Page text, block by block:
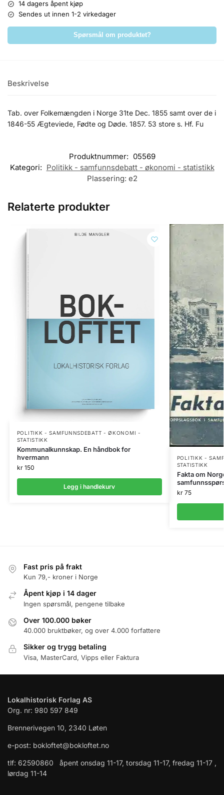
14 dagers åpent kjøp
Sendes ut innen 1-2 virkedager
Spørsmål om produktet?
Beskrivelse
Tab. over Folkemængden i Norge 31te Dec. 1855 samt over de i
1846-55 Ægteviede, Fødte og Døde. 1857. 53 store s. Hf. Fu
Produktnummer: 05569
Kategori: Politikk - samfunnsdebatt - økonomi - statistikk
Plassering: e2
Relaterte produkter
POLITIKK - SAMFUNNSDEBATT - ØKONOMI -
STATISTIKK
Kommunalkunnskap. En håndbok for
hvermann
kr150
Legg i handlekurv
POLITIKK -
STATISTIKK
Fakta om
kr75
Fast pris på frakt
Kun 79,- kroner i Norge
Åpent kjøp i 14 dager
Ingen spørsmål, pengene tilbake
Over 100.000 bøker
40.000 bruktbøker, og over 4.000 forfattere
Sikker og trygg betaling
Visa, MasterCard, Vipps eller Faktura
Lokalhistorisk Forlag AS
Org. nr: 980 597 849
Brennerivegen 10, 2340 Løten
e-post: bokloftet@bokloftet.no
tlf: 62590860 åpent onsdag 11-17, torsdag 11-17, fredag 11-17 ,
lørdag 11-14